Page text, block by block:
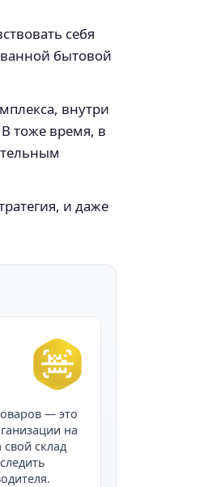
себя
бытовой
внутри
тоже время, в
и даже
— это
на
склад